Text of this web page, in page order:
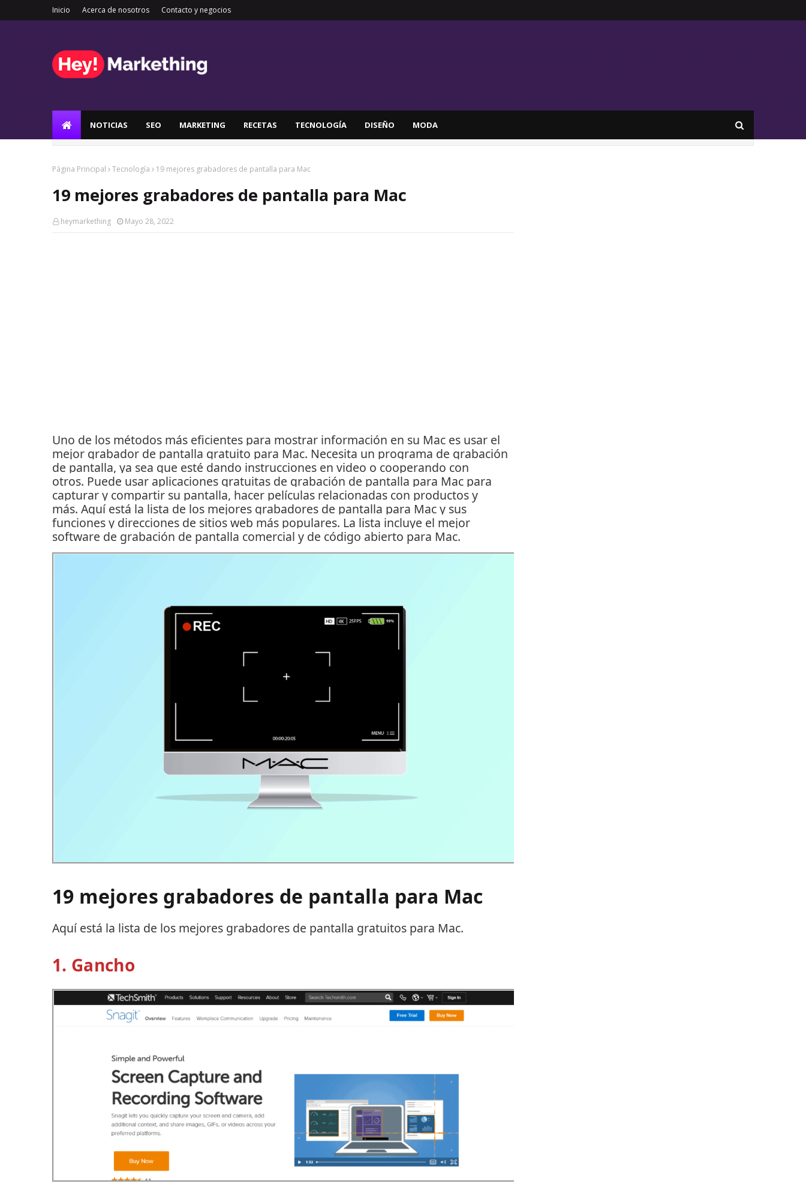
Inicio Acerca de nosotros Contacto y negocios
NOTICIAS SEO MARKETING RECETAS TECNOLOGÍA DISEÑO MODA
Página Principal Tecnología 19 mejores grabadores de pantalla para Mac
19 mejores grabadores de pantalla para Mac
heymarkething Mayo 28, 2022
Uno de los métodos más eficientes para mostrar información en su Mac es usar el
mejor grabador de pantalla gratuito para Mac. Necesita un programa de grabación
de pantalla, ya sea que esté dando instrucciones en video o cooperando con
otros. Puede usar aplicaciones gratuitas de grabación de pantalla para Mac para
capturar y compartir su pantalla, hacer películas relacionadas con productos y
más. Aquí está la lista de los mejores grabadores de pantalla para Mac y sus
funciones y direcciones de sitios web más populares. La lista incluye el mejor
software de grabación de pantalla comercial y de código abierto para Mac.
19 mejores grabadores de pantalla para Mac
Aquí está la lista de los mejores grabadores de pantalla gratuitos para Mac.
1. Gancho